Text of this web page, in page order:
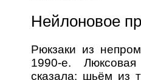
Нейлоновое
Рюкзаки из
1990-е.
сказала: шьём из